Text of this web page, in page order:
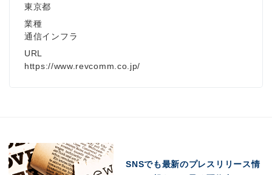
東京都
業種
通信インフラ
URL
https://www.revcomm.co.jp/
SNSでも最新のプレスリリース情